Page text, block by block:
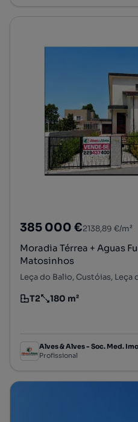
385 000 €2138,89 €/m²
Moradia Térrea + Aguas
Matosinhos
Tipologia
T2
Preço por metro quadrado
180 m²
Alves & Alves - Soc. Med.
Profissional